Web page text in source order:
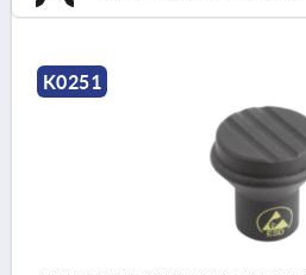
K0251